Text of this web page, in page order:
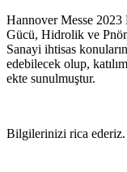
Hannover Messe 2023
Gücü, Hidrolik ve
Sanayi ihtisas
edebilecek olup,
ekte sunulmuştur.
Bilgilerinizi rica ederiz.